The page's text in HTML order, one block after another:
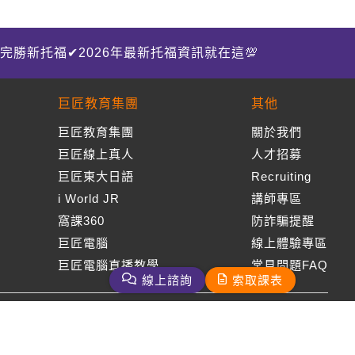
完勝新托福✔2026年最新托福資訊就在這💯
巨匠教育集團
巨匠教育集團
巨匠線上真人
巨匠東大日語
i World JR
窩課360
巨匠電腦
巨匠電腦直播教學
其他
關於我們
人才招募
Recruiting
講師專區
防詐騙提醒
線上體驗專區
常見問題FAQ
線上諮詢 索取課表